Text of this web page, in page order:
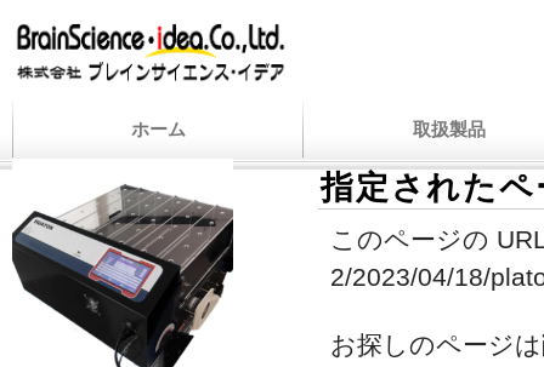
ホーム 取扱製品
指定された
このページの
2/2023/04/18/
お探しのページ